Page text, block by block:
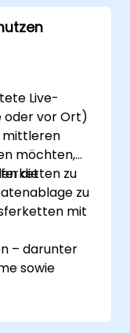
Live-
oder vor Ort)
mittleren
möchten,
zu
zu
die
mit
– darunter
sowie
-